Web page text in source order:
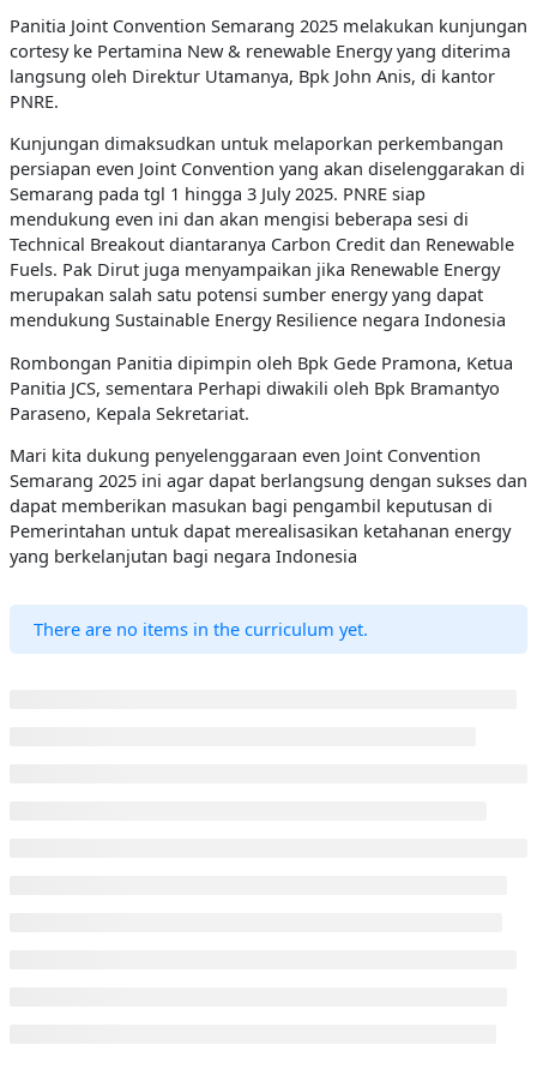
Panitia Joint Convention Semarang 2025 melakukan kunjungan
cortesy ke Pertamina New & renewable Energy yang diterima
langsung oleh Direktur Utamanya, Bpk John Anis, di kantor
PNRE.
Kunjungan dimaksudkan untuk melaporkan perkembangan
persiapan even Joint Convention yang akan diselenggarakan di
Semarang pada tgl 1 hingga 3 July 2025. PNRE siap
mendukung even ini dan akan mengisi beberapa sesi di
Technical Breakout diantaranya Carbon Credit dan Renewable
Fuels. Pak Dirut juga menyampaikan jika Renewable Energy
merupakan salah satu potensi sumber energy yang dapat
mendukung Sustainable Energy Resilience negara Indonesia
Rombongan Panitia dipimpin oleh Bpk Gede Pramona, Ketua
Panitia JCS, sementara Perhapi diwakili oleh Bpk Bramantyo
Paraseno, Kepala Sekretariat.
Mari kita dukung penyelenggaraan even Joint Convention
Semarang 2025 ini agar dapat berlangsung dengan sukses dan
dapat memberikan masukan bagi pengambil keputusan di
Pemerintahan untuk dapat merealisasikan ketahanan energy
yang berkelanjutan bagi negara Indonesia
There are no items in the curriculum yet.